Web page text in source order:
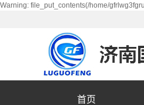
Warning: file_put_contents(/home/
首页